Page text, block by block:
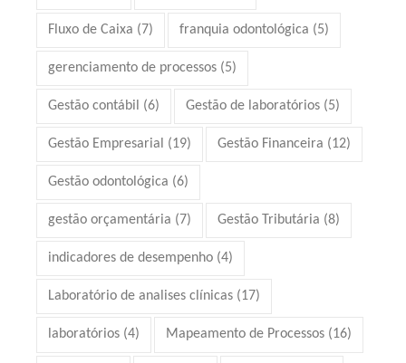
Fluxo de Caixa (7) franquia odontológica (5)
gerenciamento de processos (5)
Gestão contábil (6) Gestão de laboratórios (5)
Gestão Empresarial (19) Gestão Financeira (12)
Gestão odontológica (6)
gestão orçamentária (7) Gestão Tributária (8)
indicadores de desempenho (4)
Laboratório de analises clínicas (17)
laboratórios (4) Mapeamento de Processos (16)